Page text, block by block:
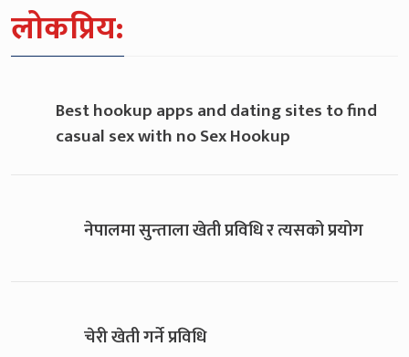
लोकप्रिय:
Best hookup apps and dating sites to find
casual sex with no Sex Hookup
नेपालमा सुन्ताला खेती प्रविधि र त्यसको प्रयोग
चेरी खेती गर्ने प्रविधि